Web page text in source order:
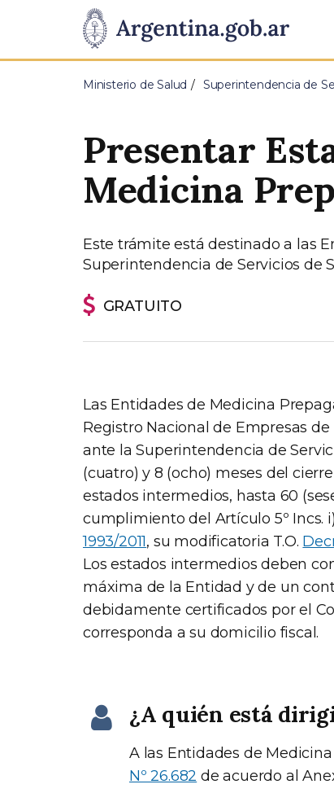
Presidencia
de
Pasar al contenido principal
Ministerio de Salud Superintendencia de
Presentar
Medicina
Este trámite está destinado a las
Superintendencia de Servicios de
GRATUITO
Las Entidades de Medicina
Registro Nacional de Empresas
ante la Superintendencia de
(cuatro) y 8 (ocho) meses del
estados intermedios, hasta 60
cumplimiento del Artículo 5º Incs.
1993/2011, su modificatoria T.O.
Los estados intermedios deben
máxima de la Entidad y de un
debidamente certificados por el
corresponda a su domicilio fiscal.
¿A quién está
A las Entidades de
Nº 26.682 de acuerdo al